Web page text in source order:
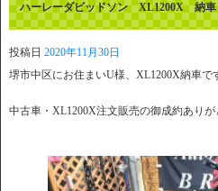
ハーレーダビッドソン XL1200X 納車
投稿日 2020年11月30日
堺市中区にお住まいU様、XL1200X納車で
中古車・XL1200X注文販売の御成約ありが